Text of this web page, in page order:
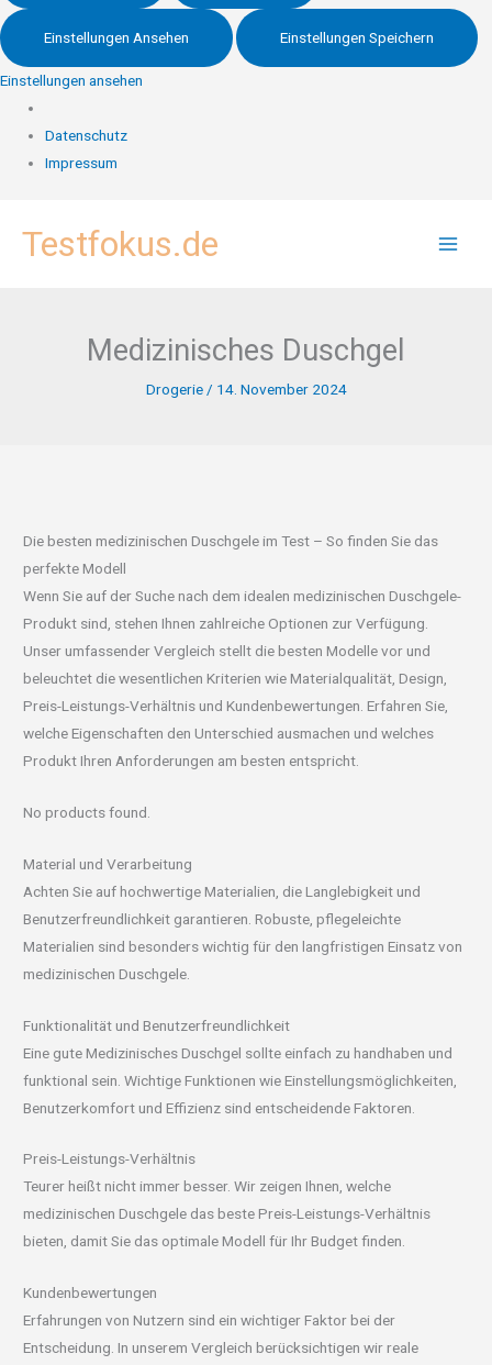
Einstellungen Ansehen Einstellungen Speichern
Einstellungen ansehen
Datenschutz
Impressum
InhaltTestfokus.de
Medizinisches Duschgel
Drogerie/ 14. November 2024
Die besten medizinischen Duschgele im Test – So finden Sie das
perfekte Modell
Wenn Sie auf der Suche nach dem idealen medizinischen Duschgele-
Produkt sind, stehen Ihnen zahlreiche Optionen zur Verfügung.
Unser umfassender Vergleich stellt die besten Modelle vor und
beleuchtet die wesentlichen Kriterien wie Materialqualität, Design,
Preis-Leistungs-Verhältnis und Kundenbewertungen. Erfahren Sie,
welche Eigenschaften den Unterschied ausmachen und welches
Produkt Ihren Anforderungen am besten entspricht.
No products found.
Material und Verarbeitung
Achten Sie auf hochwertige Materialien, die Langlebigkeit und
Benutzerfreundlichkeit garantieren. Robuste, pflegeleichte
Materialien sind besonders wichtig für den langfristigen Einsatz von
medizinischen Duschgele.
Funktionalität und Benutzerfreundlichkeit
Eine gute Medizinisches Duschgel sollte einfach zu handhaben und
funktional sein. Wichtige Funktionen wie Einstellungsmöglichkeiten,
Benutzerkomfort und Effizienz sind entscheidende Faktoren.
Preis-Leistungs-Verhältnis
Teurer heißt nicht immer besser. Wir zeigen Ihnen, welche
medizinischen Duschgele das beste Preis-Leistungs-Verhältnis
bieten, damit Sie das optimale Modell für Ihr Budget finden.
Kundenbewertungen
Erfahrungen von Nutzern sind ein wichtiger Faktor bei der
Entscheidung. In unserem Vergleich berücksichtigen wir reale